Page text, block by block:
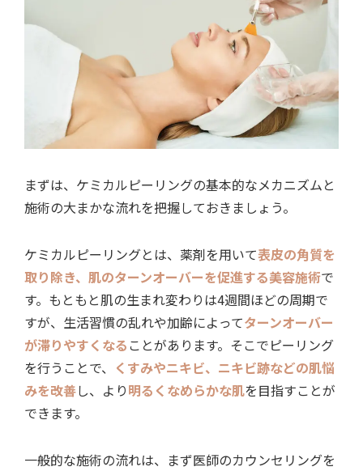
まずは、ケミカルピーリングの基本的なメカニズムと
施術の大まかな流れを把握しておきましょう。
ケミカルピーリングとは、薬剤を用いて表皮の角質を
取り除き、肌のターンオーバーを促進する美容施術で
す。もともと肌の生まれ変わりは4週間ほどの周期で
すが、生活習慣の乱れや加齢によってターンオーバー
が滞りやすくなる ことがあります。そこでピーリング
を行うことで、 くすみやニキビ、ニキビ跡などの肌悩
みを改善し、より明るくなめらかな肌を目指すことが
できます。
一般的な施術の流れは、まず医師のカウンセリングを